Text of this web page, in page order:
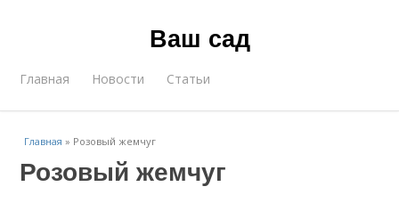
Ваш сад
Главная Новости Статьи
Главная » Розовый жемчуг
Розовый жемчуг